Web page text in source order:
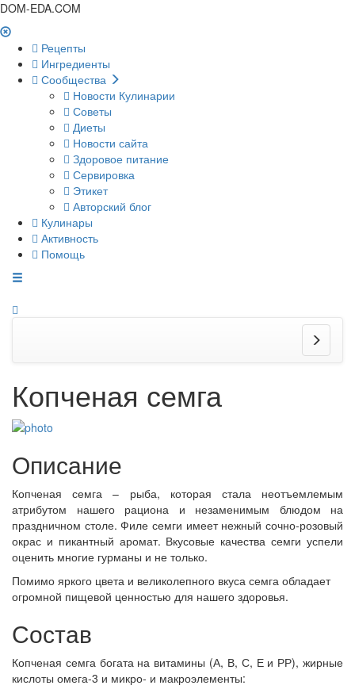
DOM-EDA.COM
Рецепты
Ингредиенты
Сообщества
Новости Кулинарии
Советы
Диеты
Новости сайта
Здоровое питание
Сервировка
Этикет
Авторский блог
Кулинары
Активность
Помощь
Копченая семга
Описание
Копченая семга – рыба, которая стала неотъемлемым
атрибутом нашего рациона и незаменимым блюдом на
праздничном столе. Филе семги имеет нежный сочно-розовый
окрас и пикантный аромат. Вкусовые качества семги успели
оценить многие гурманы и не только.
Помимо яркого цвета и великолепного вкуса семга обладает
огромной пищевой ценностью для нашего здоровья.
Состав
Копченая семга богата на витамины (А, В, С, Е и РР), жирные
кислоты омега-3 и микро- и макроэлементы: